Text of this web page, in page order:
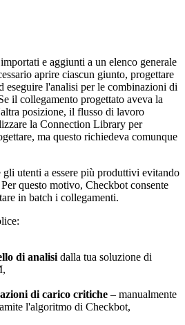
e aggiunti a un elenco generale
aprire ciascun giunto, progettare
eseguire l'analisi per le combinazioni di
il collegamento progettato aveva la
posizione, il flusso di lavoro
la Connection Library per
ma questo richiedeva comunque
gli utenti a essere più produttivi evitando
questo motivo, Checkbot consente
in batch i collegamenti.
di analisi dalla tua soluzione di
di carico critiche – manualmente
l'algoritmo di Checkbot,